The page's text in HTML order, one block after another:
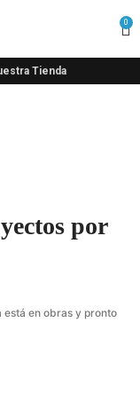
0
Tienda
por
está en obras y pronto